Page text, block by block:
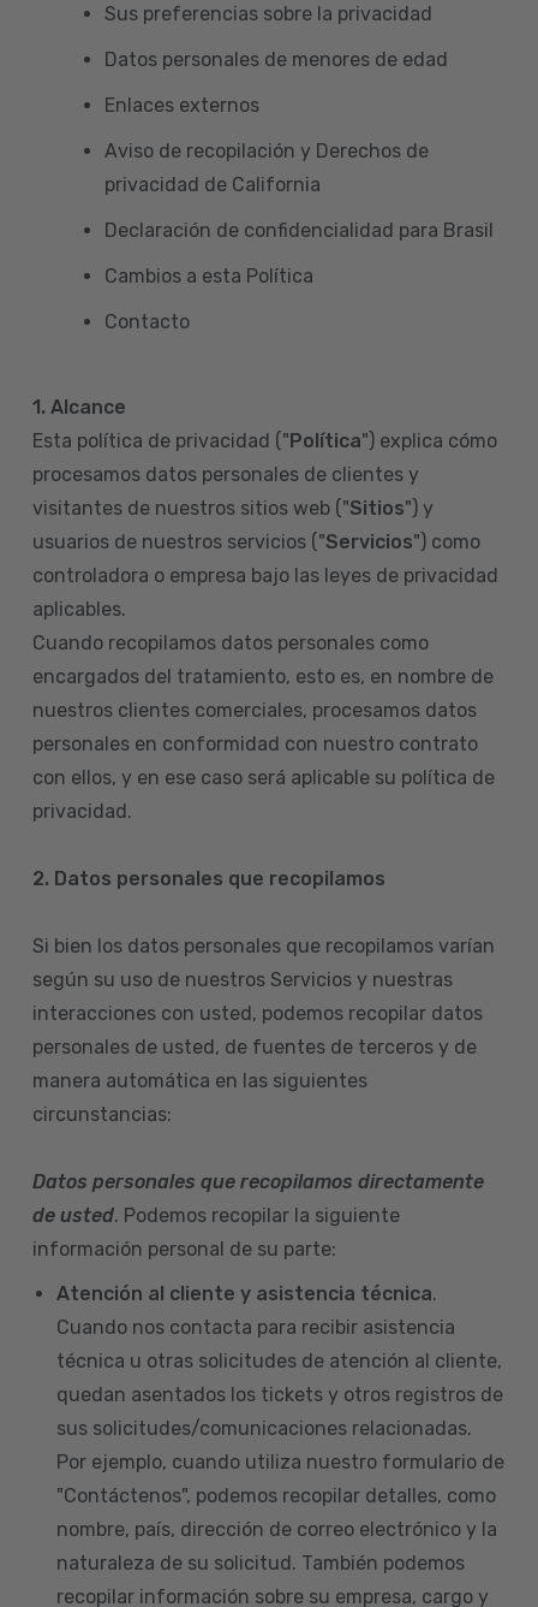
Sus preferencias sobre la privacidad
Datos personales de menores de edad
Enlaces externos
Aviso de recopilación y Derechos de
privacidad de California
Declaración de confidencialidad para Brasil
Cambios a esta Política
Contacto
1. Alcance
Esta política de privacidad ("Política") explica cómo
procesamos datos personales de clientes y
visitantes de nuestros sitios web ("Sitios") y
usuarios de nuestros servicios ("Servicios") como
controladora o empresa bajo las leyes de privacidad
aplicables.
Cuando recopilamos datos personales como
encargados del tratamiento, esto es, en nombre de
nuestros clientes comerciales, procesamos datos
personales en conformidad con nuestro contrato
con ellos, y en ese caso será aplicable su política de
privacidad.
2. Datos personales que recopilamos
Si bien los datos personales que recopilamos varían
según su uso de nuestros Servicios y nuestras
interacciones con usted, podemos recopilar datos
personales de usted, de fuentes de terceros y de
manera automática en las siguientes
circunstancias:
Datos personales que recopilamos directamente
de usted. Podemos recopilar la siguiente
información personal de su parte:
Atención al cliente y asistencia técnica.
Cuando nos contacta para recibir asistencia
técnica u otras solicitudes de atención al cliente,
quedan asentados los tickets y otros registros de
sus solicitudes/comunicaciones relacionadas.
Por ejemplo, cuando utiliza nuestro formulario de
"Contáctenos", podemos recopilar detalles, como
nombre, país, dirección de correo electrónico y la
naturaleza de su solicitud. También podemos
recopilar información sobre su empresa, cargo y